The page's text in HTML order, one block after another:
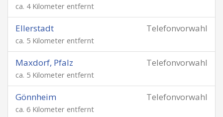
ca. 4 Kilometer entfernt
Telefonvorwahl
Ellerstadt
ca. 5 Kilometer entfernt
Telefonvorwahl
Maxdorf, Pfalz
ca. 5 Kilometer entfernt
Telefonvorwahl
Gönnheim
ca. 6 Kilometer entfernt